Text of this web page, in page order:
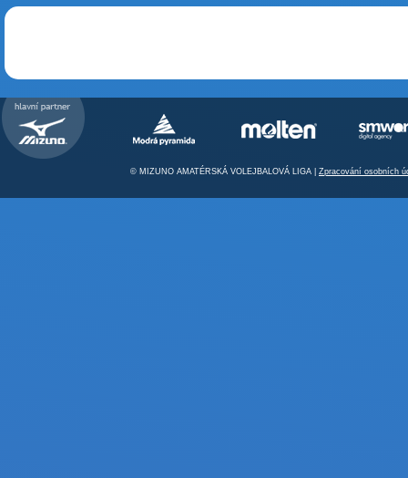
© MIZUNO AMATÉRSKÁ VOLEJBALOVÁ LIGA | Zpracování osobních